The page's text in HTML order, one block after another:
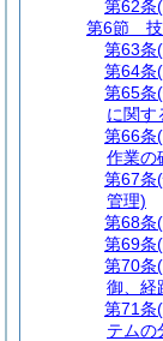
第62条
第6節
第63条
第64条
第65条
に関す
第66条
作業の
第67条
管理)
第68条
第69条
第70条
御、経
第71条
テムの